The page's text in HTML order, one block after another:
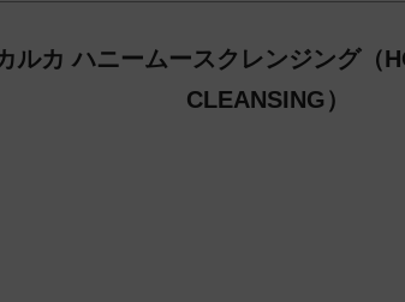
ルカ ハニームースクレンジング（
CLEANSING）